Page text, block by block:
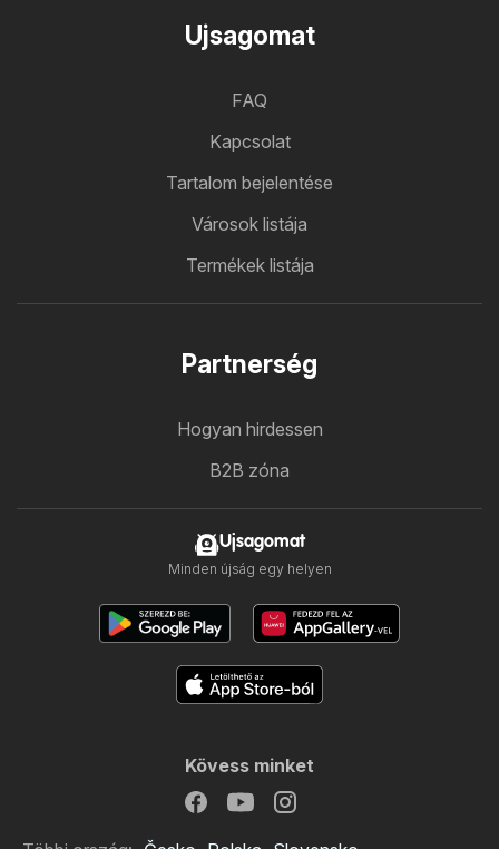
Ujsagomat
FAQ
Kapcsolat
Tartalom bejelentése
Városok listája
Termékek listája
Partnerség
Hogyan hirdessen
B2B zóna
Ujsagomat
Minden újság egy helyen
Kövess minket